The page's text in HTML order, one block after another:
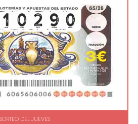
SORTEO DEL JUEVES